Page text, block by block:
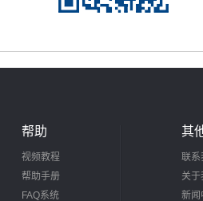
帮助
视频教程
帮助手册
FAQ系统
其
联系
关于
新闻